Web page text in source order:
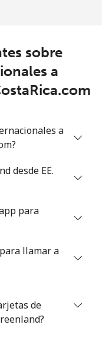
min por
⁦€5⁩
min por
⁦€5⁩
min por
⁦€5⁩
sobre
a
a
desde EE.
para
llamar a
de